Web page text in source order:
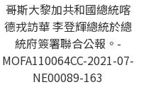
哥斯大黎加共和國總統喀
德戎訪華 李登輝總統於總
統府簽署聯合公報。-
MOFA110064CC-2021-07-
NE00089-163